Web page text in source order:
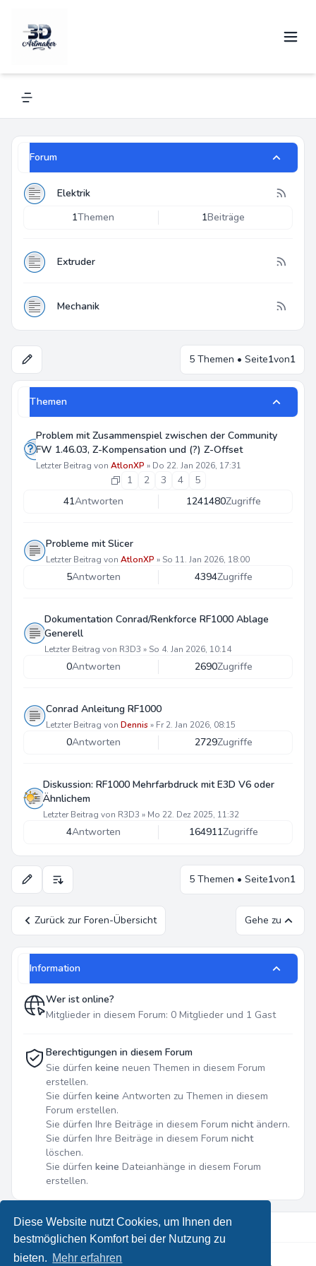
Diese Website nutzt Cookies, um Ihnen den
bestmöglichen Komfort bei der Nutzung zu
bieten. Mehr erfahren
Navigation menu
Forum
Elektrik
1Themen 1Beiträge
Extruder
Mechanik
5 Themen • Seite1von1
Themen
Problem mit Zusammenspiel zwischen der Community
FW 1.46.03, Z-Kompensation und (?) Z-Offset
Letzter Beitrag vonAtlonXP » Do 22. Jan 2026, 17:31
1 2 3 4
5
41Antworten 1241480Zugriffe
Probleme mit Slicer
Letzter Beitrag von AtlonXP » So 11. Jan 2026, 18:00
5Antworten 4394Zugriffe
Dokumentation Conrad/Renkforce RF1000 Ablage
Generell
Letzter Beitrag von R3D3 » So 4. Jan 2026, 10:14
0Antworten 2690Zugriffe
Conrad Anleitung RF1000
Letzter Beitrag von Dennis» Fr 2. Jan 2026, 08:15
0Antworten 2729Zugriffe
Diskussion: RF1000 Mehrfarbdruck mit E3D V6 oder
Ähnlichem
Letzter Beitrag von R3D3 » Mo 22. Dez 2025, 11:32
4Antworten 164911Zugriffe
Anzeige- und Sortierungs-Einstellungen5 Themen • Seite1von1
Zurück zur Foren-Übersicht Gehe zu
Information
Wer ist online?
Mitglieder in diesem Forum: 0 Mitglieder und 1 Gast
Berechtigungen in diesem Forum
Sie dürfen keine neuen Themen in diesem Forum
erstellen.
Sie dürfen keine Antworten zu Themen in diesem
Forum erstellen.
Sie dürfen Ihre Beiträge in diesem Forum nichtändern.
Sie dürfen Ihre Beiträge in diesem Forum nicht
löschen.
Sie dürfen keine Dateianhänge in diesem Forum
erstellen.